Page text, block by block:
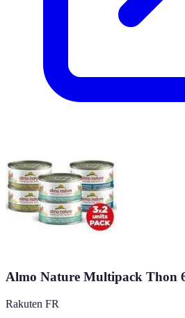
Almo Nature Multipack Thon
Rakuten FR